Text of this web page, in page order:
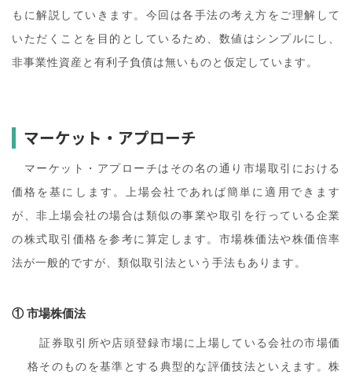
もに解説していきます。今回は各手法の考え方をご理解して
いただくことを目的としているため、数値はシンプルにし、
非事業性資産と有利子負債は無いものと仮定しています。
マーケット・アプローチ
マーケット・アプローチはその名の通り市場取引における
価格を基にします。上場会社であれば簡単に適用できます
が、非上場会社の場合は類似の事業や取引を行っている企業
の株式取引価格を参考に算定します。市場株価法や株価倍率
法が一般的ですが、類似取引法という手法もあります。
① 市場株価法
証券取引所や店頭登録市場に上場している会社の市場価
格そのものを基準とする典型的な評価技法といえます。株